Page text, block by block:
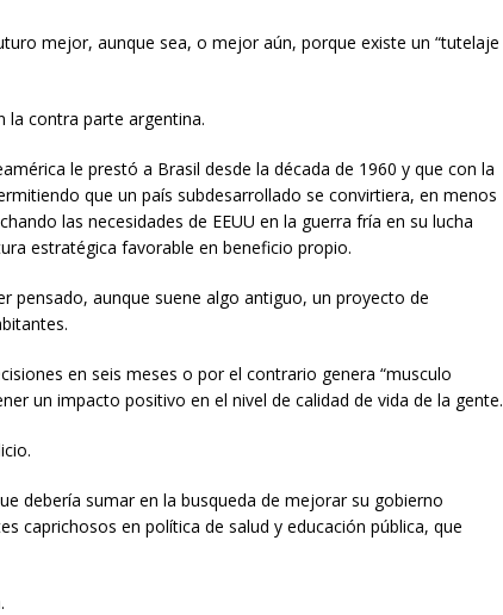
mejor, aunque sea, o mejor aún, porque existe un “tutelaje
la contra parte argentina.
le prestó a Brasil desde la década de 1960 y que con la
que un país subdesarrollado se convirtiera, en menos
las necesidades de EEUU en la guerra fría en su lucha
estratégica favorable en beneficio propio.
pensado, aunque suene algo antiguo, un proyecto de
en seis meses o por el contrario genera “musculo
un impacto positivo en el nivel de calidad de vida de la gente.
debería sumar en la busqueda de mejorar su gobierno
caprichosos en política de salud y educación pública, que